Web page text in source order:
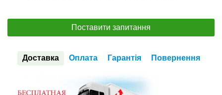
Поставити запитання
Доставка Оплата Гарантія Повернення